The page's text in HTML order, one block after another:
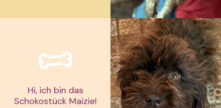
Hi, ich bin das
Schokostück Maizie!